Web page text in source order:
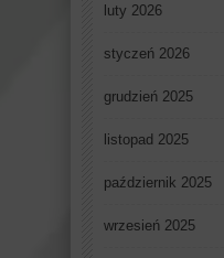
luty 2026
styczeń 2026
grudzień 2025
listopad 2025
październik 2025
wrzesień 2025